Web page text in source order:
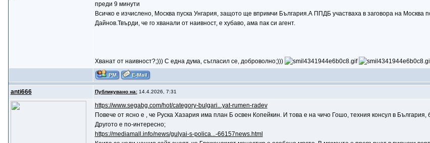
преди 9 минути
Всичко е изчислено, Москва пуска Унгария, защото ще впримчи България.А ППДБ участваха в заговора на
Дайнов.Твърди, че го хванали от наивност, е хубаво, ама пак си агент.
Хванат от наивност?;))) С една дума, съгласил се, доброволно;)))
anti666 Публикувано на:14.4.2026, 7:31
https://www.segabg.com/hot/category-bulgari...yat-rumen-radev
Повече от ясно е , че Руска Хазария има план Б освен Копейкин. И това е на чичо Гошо, техния консул в
Другото е по-интересно;
https://mediamall.info/news/gulyai-s-polica...-66157news.html